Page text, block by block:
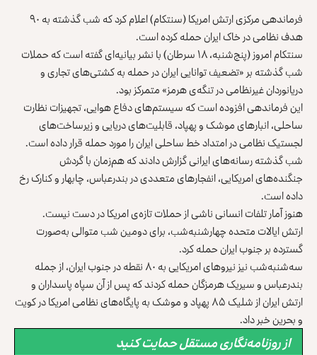
فرماندهی مرکزی ارتش امریکا (سنتکام) اعلام کرد که شب گذشته به ۹۰
هدف نظامی در خاک ایران حمله کرده است.
سنتکام امروز (پنج‌شنبه، ۱۸ سرطان) با نشر بیانیه‌ای گفته است که حملات
شب گذشته بر «تضعیف توانایی ایران در حمله به کشتی‌های تجاری و
دریانوردان غیرنظامی در تنگه‌ی هرمز» متمرکز بود.
این فرماندهی افزوده است که سیستم‌های دفاع هوایی، تجهیزات نظارت
ساحلی، انبارهای موشک و پهپاد، قابلیت‌های دریایی و زیرساخت‌های
لجستیک نظامی در امتداد خط ساحلی ایران را مورد حمله قرار داده است.
شب گذشته رسانه‌های ایرانی گزارش دادند که هم‌زمان با گردش
جنگنده‌های امریکایی، انفجارهای متعددی در بندرعباس، چابهار و کنارک رخ
داده است.
هنوز آمار تلفات انسانی ناشی از حملات تازه‌ی امریکا در دست نیست.
ارتش ایالات متحده چهارشنبه‌شب، برای دومین شب متوالی به‌صورت
گسترده بر جنوب ایران حمله کرد.
سه‌شنبه‌شب نیز نیروهای امریکایی به ۸۰ نقطه در جنوب ایران، از جمله
بندرعباس و سیریک هرمزگان حمله کردند که پس از آن سپاه پاسداران و
ارتش ایران از شلیک ۸۵ پهپاد و موشک به پایگاه‌های نظامی امریکا در کویت
و بحرین خبر داد.
از روزنامه‌نگاری مستقل حمایت کنید